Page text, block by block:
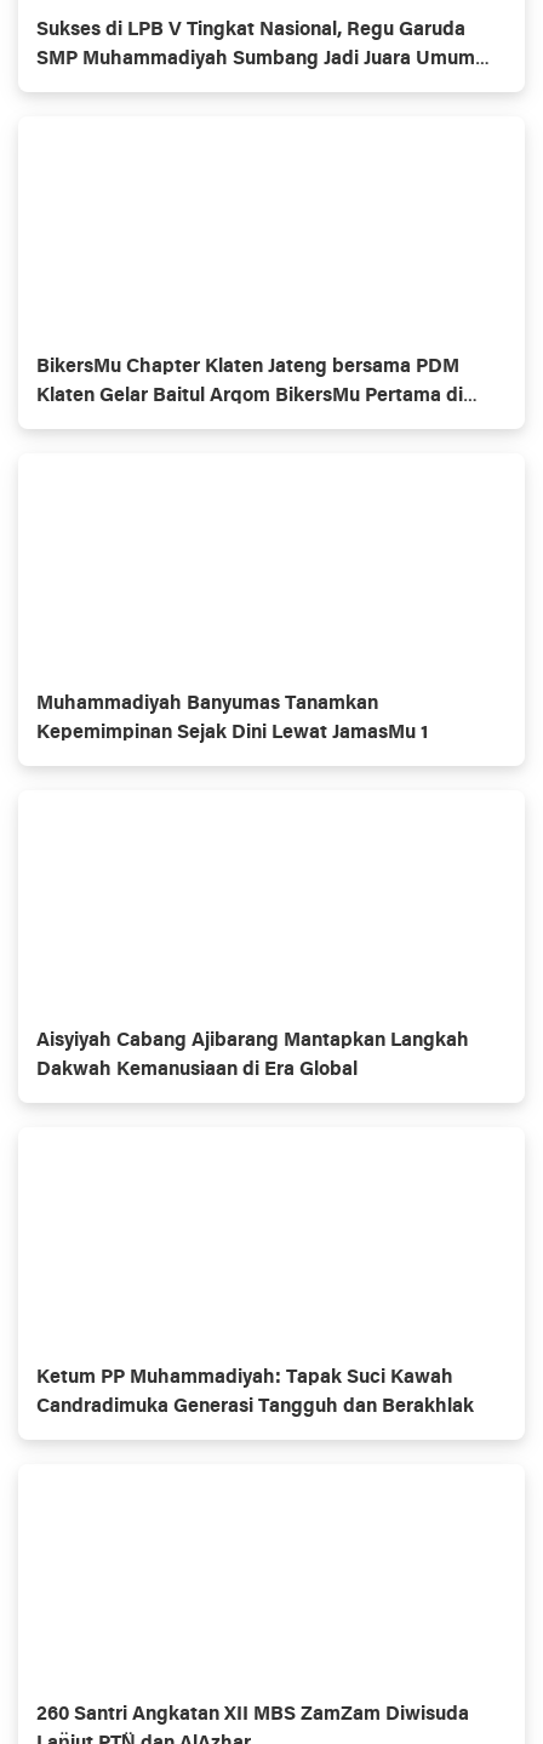
Sukses di LPB V Tingkat Nasional, Regu Garuda
SMP Muhammadiyah Sumbang Jadi Juara Umum
Putra
BikersMu Chapter Klaten Jateng bersama PDM
Klaten Gelar Baitul Arqom BikersMu Pertama di
Indonesia, Inovasi Dakwah Komunitas
Muhammadiyah Banyumas Tanamkan
Kepemimpinan Sejak Dini Lewat JamasMu 1
Aisyiyah Cabang Ajibarang Mantapkan Langkah
Dakwah Kemanusiaan di Era Global
Ketum PP Muhammadiyah: Tapak Suci Kawah
Candradimuka Generasi Tangguh dan Berakhlak
260 Santri Angkatan XII MBS ZamZam Diwisuda